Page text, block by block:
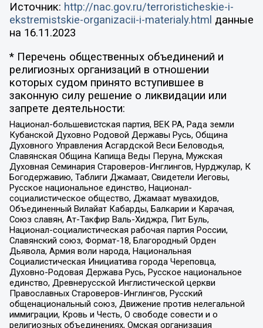
Источник: http://nac.gov.ru/terroristicheskie-i-
ekstremistskie-organizacii-i-materialy.html данные
на 16.11.2023
* Перечень общественных объединений и
религиозных организаций в отношении
которых судом принято вступившее в
законную силу решение о ликвидации или
запрете деятельности:
Национал-большевистская партия, ВЕК РА, Рада земли
Кубанской Духовно Родовой Державы Русь, Община
Духовного Управления Асгардской Веси Беловодья,
Славянская Община Капища Веды Перуна, Мужская
Духовная Семинария Староверов-Инглингов, Нурджулар, К
Богодержавию, Таблиги Джамаат, Свидетели Иеговы,
Русское национальное единство, Национал-
социалистическое общество, Джамаат мувахидов,
Объединенный Вилайат Кабарды, Балкарии и Карачая,
Союз славян, Ат-Такфир Валь-Хиджра, Пит Буль,
Национал-социалистическая рабочая партия России,
Славянский союз, Формат-18, Благородный Орден
Дьявола, Армия воли народа, Национальная
Социалистическая Инициатива города Череповца,
Духовно-Родовая Держава Русь, Русское национальное
единство, Древнерусской Инглистической церкви
Православных Староверов-Инглингов, Русский
общенациональный союз, Движение против нелегальной
иммиграции, Кровь и Честь, О свободе совести и о
религиозных объединениях, Омская организация